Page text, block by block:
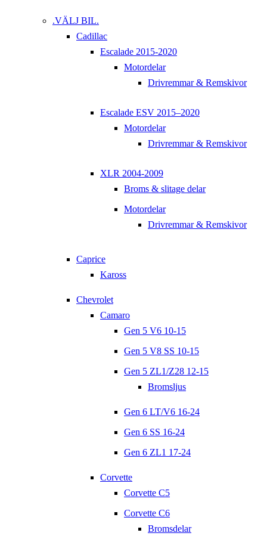
.VÄLJ BIL.
Cadillac
Escalade 2015-2020
Motordelar
Drivremmar & Remskivor
Escalade ESV 2015–2020
Motordelar
Drivremmar & Remskivor
XLR 2004-2009
Broms & slitage delar
Motordelar
Drivremmar & Remskivor
Caprice
Kaross
Chevrolet
Camaro
Gen 5 V6 10-15
Gen 5 V8 SS 10-15
Gen 5 ZL1/Z28 12-15
Bromsljus
Gen 6 LT/V6 16-24
Gen 6 SS 16-24
Gen 6 ZL1 17-24
Corvette
Corvette C5
Corvette C6
Bromsdelar